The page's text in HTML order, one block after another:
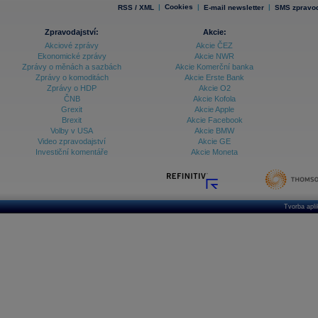
RSS / XML | Cookies | E-mail newsletter | SMS
Zpravodajství:
Akciové zprávy
Ekonomické zprávy
Zprávy o měnách a sazbách
Zprávy o komoditách
Zprávy o HDP
ČNB
Grexit
Brexit
Volby v USA
Video zpravodajství
Investiční komentáře
Akcie:
Akcie ČEZ
Akcie NWR
Akcie Komerční banka
Akcie Erste Bank
Akcie O2
Akcie Kofola
Akcie Apple
Akcie Facebook
Akcie BMW
Akcie GE
Akcie Moneta
Tvorba